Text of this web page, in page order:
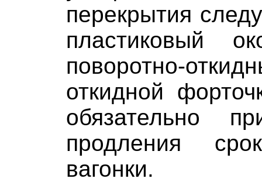
перекрытия
пластиковый
поворотно-
откидной
обязательно
продления
вагонки.